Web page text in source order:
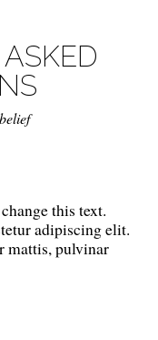
this text.
adipiscing elit.
mattis, pulvinar